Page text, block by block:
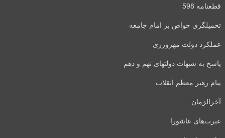
قطعنامه 598
تحمیلگری خواص بر امام جامعه
عملکرد دولت مهرورزی
پاسخ به شبهات دولتهای نهم و دهم
پیام رهبر معظم انقلاب
آخرالزمان
عبرت‌های عاشورا